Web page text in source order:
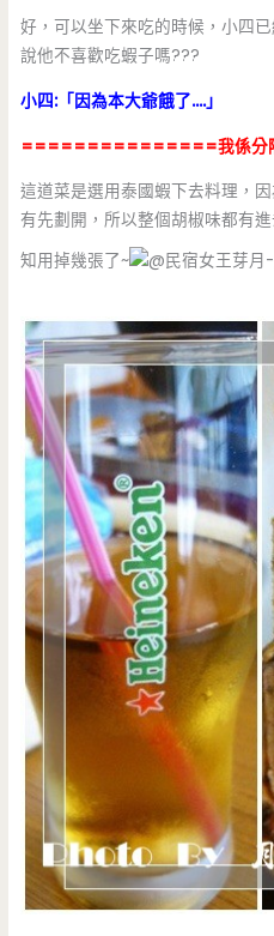
好，可以坐下來吃的時候，小四
說他不喜歡吃蝦子嗎???
小四:「因為本大爺餓了….」
===============我係
這道菜是選用泰國蝦下去料理，
有先劃開，所以整個胡椒味都有
知用掉幾張了~